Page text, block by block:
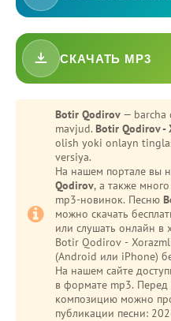
СКАЧАТЬ MP3
Botir Qodirov — barcha
mavjud. Botir Qodirov -
olish yoki onlayn
versiya.
На нашем портале вы
Qodirov, а также
mp3-новинок. Песню
можно скачать
или слушать онлайн в
Botir Qodirov -
(Android или iPhone)
На нашем сайте
в формате mp3.
композицию можно
публикации песни: